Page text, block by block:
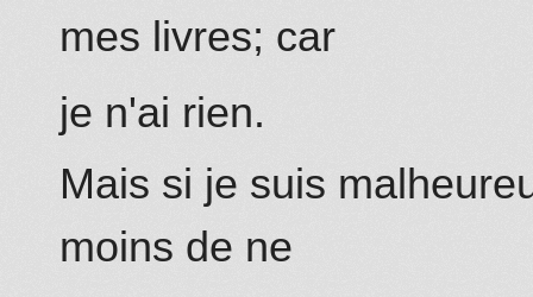
mes livres; car
je n'ai rien.
Mais si je suis
moins de ne